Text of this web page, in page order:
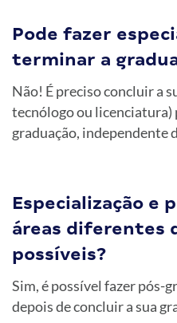
Pode fazer
terminar a
Não! É preciso concluir a
tecnólogo ou licenciatura)
graduação, independente
Especialização e
áreas diferentes
possíveis?
Sim, é possível fazer pós-
depois de concluir a sua